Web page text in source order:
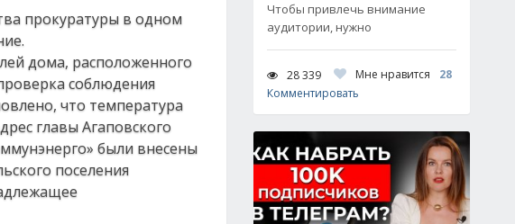
прокуратуры в одном
дома, расположенного
соблюдения
что температура
главы Агаповского
были внесены
поселения
Чтобы привлечь внимание
аудитории, нужно
28 339 Мне нравится
28
Комментировать